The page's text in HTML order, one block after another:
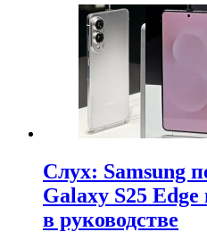
Слух: Samsung
Galaxy S25
в руководстве